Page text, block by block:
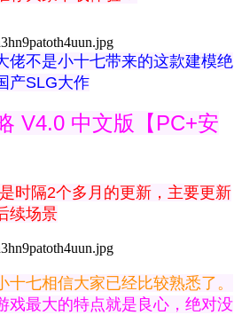
佬不是小十七带来的这款建模绝
产SLG大作
V4.0 中文版【PC+安
时隔2个多月的更新，主要更新
续场景
十七相信大家已经比较熟悉了。
戏最大的特点就是良心，绝对没